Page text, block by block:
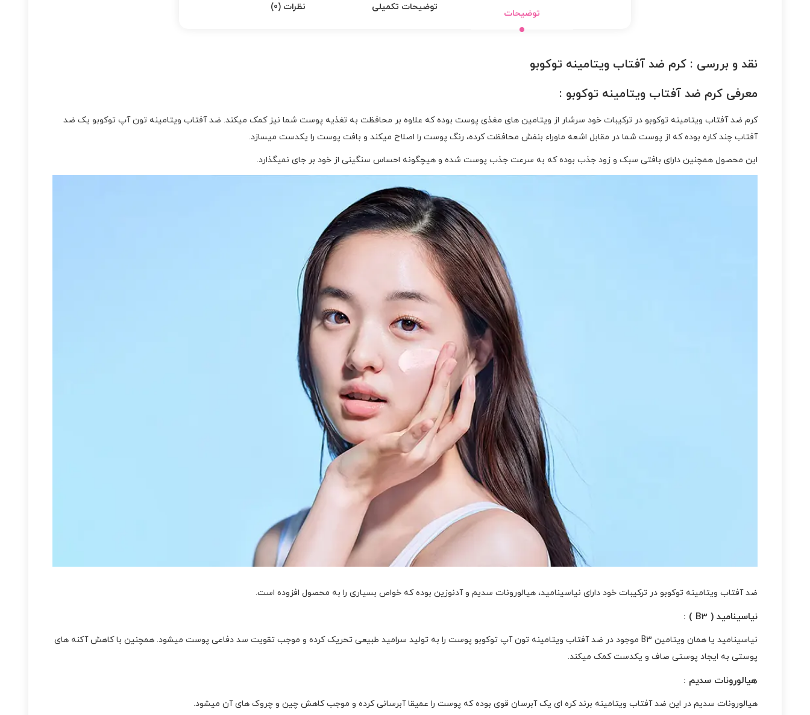
توضیحات
توضیحات تکمیلی نظرات (0)
نقد و بررسی : کرم ضد آفتاب ویتامینه توکوبو
معرفی کرم ضد آفتاب ویتامینه توکوبو :
کرم ضد آفتاب ویتامینه توکوبو در ترکیبات خود سرشار از ویتامین های مغذی پوست بوده که علاوه بر محافظت به تغذیه پوست شما نیز کمک میکند. ضد آفتاب ویتامینه تون آپ توکوبو یک ضد
آفتاب چند کاره بوده که از پوست شما در مقابل اشعه ماوراء بنفش محافظت کرده، رنگ پوست را اصلاح میکند و بافت پوست را یکدست میسازد.
این محصول همچنین دارای بافتی سبک و زود جذب بوده که به سرعت جذب پوست شده و هیچگونه احساس سنگینی از خود بر جای نمیگذارد.
ضد آفتاب ویتامینه توکوبو در ترکیبات خود دارای نیاسینامید، هیالورونات سدیم و آدنوزین بوده که خواص بسیاری را به محصول افزوده است.
نیاسینامید ( B3 ) :
نیاسینامید یا همان ویتامین B3 موجود در ضد آفتاب ویتامینه تون آپ توکوبو پوست را به تولید سرامید طبیعی تحریک کرده و موجب تقویت سد دفاعی پوست میشود. همچنین با کاهش آکنه های
پوستی به ایجاد پوستی صاف و یکدست کمک میکند.
هیالورونات سدیم :
هیالورونات سدیم در این ضد آفتاب ویتامینه برند کره ای یک آبرسان قوی بوده که پوست را عمیقا آبرسانی کرده و موجب کاهش چین و چروک های آن میشود.